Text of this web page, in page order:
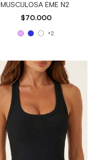
MUSCULOSA EME N2
$70.000
+2